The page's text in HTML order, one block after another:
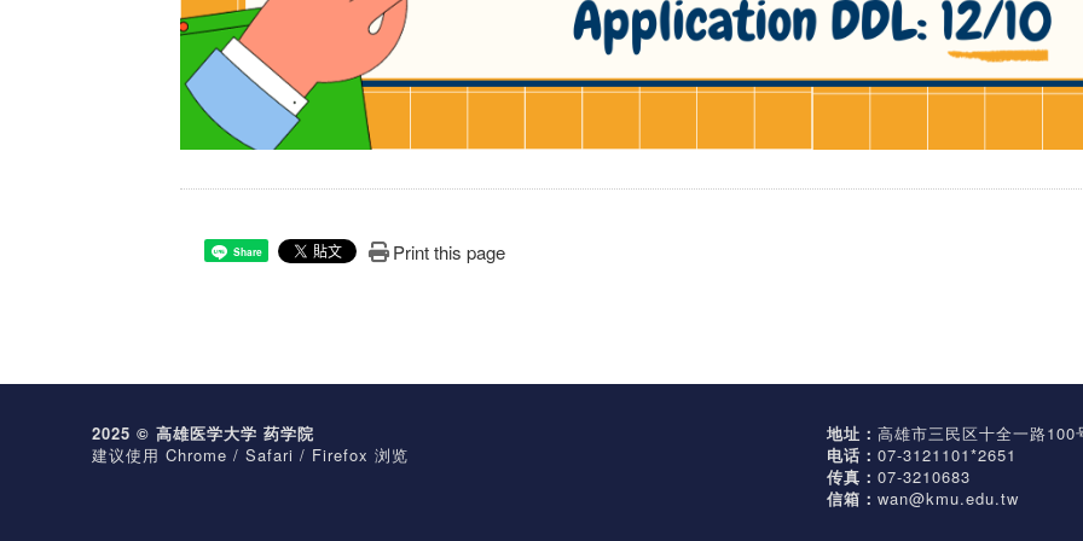
Share Print this page
2025 © 高雄医学大学 药学院
建议使用 Chrome / Safari / Firefox 浏览
地址：高雄市三民区十全一路100
电话：07-3121101*2651
传真：07-3210683
信箱：wan@kmu.edu.tw